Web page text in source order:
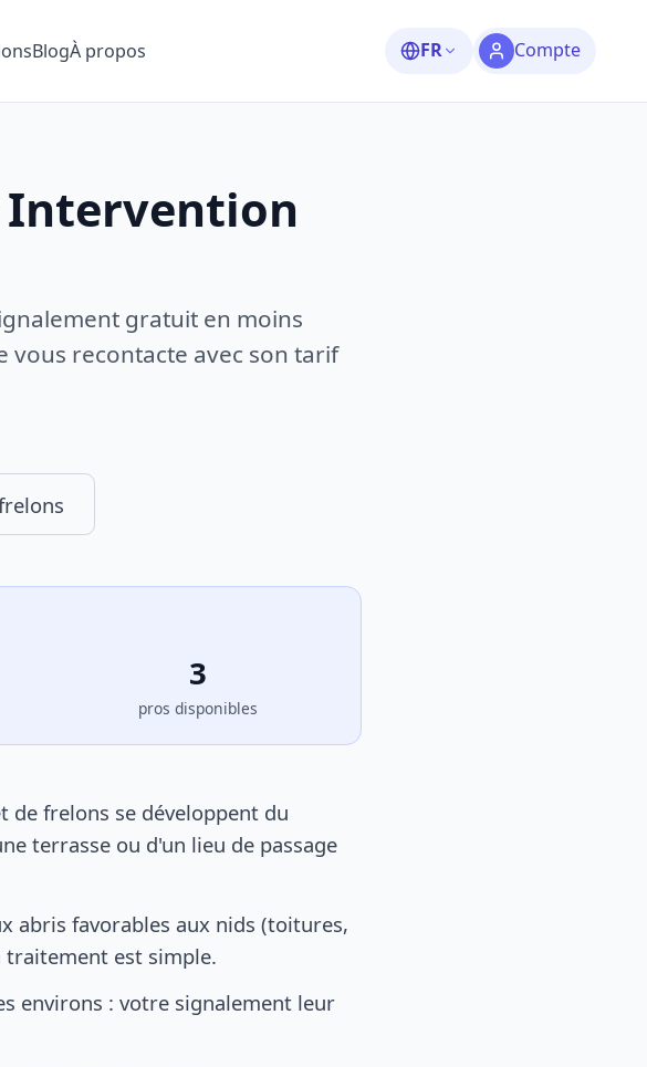
BlogÀ propos FR Compte
Intervention
gratuit en moins
recontacte avec son tarif
3
pros disponibles
de frelons se développent du
terrasse ou d'un lieu de passage
abris favorables aux nids (toitures,
traitement est simple.
environs : votre signalement leur